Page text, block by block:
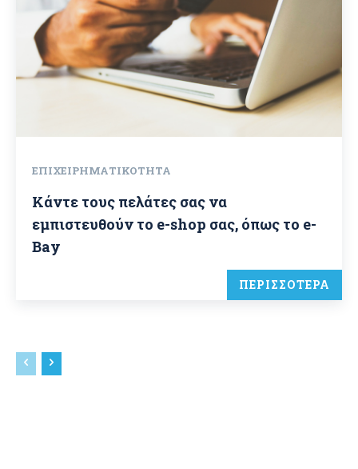
ΕΠΙΧΕΙΡΗΜΑΤΙΚΌΤΗΤΑ
Κάντε τους πελάτες σας να
εμπιστευθούν το e-shop σας, όπως το e-
Bay
ΠΕΡΙΣΣΟΤΕΡΑ